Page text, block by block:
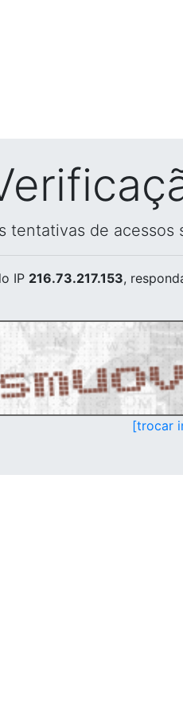
tentativas de
IP 216.73.217.153,
[trocar